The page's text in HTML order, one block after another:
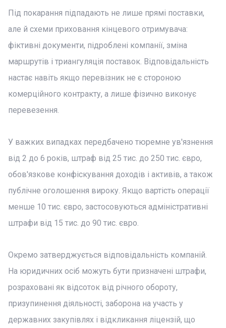
Під покарання підпадають не лише прямі поставки,
але й схеми приховання кінцевого отримувача:
фіктивні документи, підроблені компанії, зміна
маршрутів і триангуляція поставок. Відповідальність
настає навіть якщо перевізник не є стороною
комерційного контракту, а лише фізично виконує
перевезення.
У важких випадках передбачено тюремне ув'язнення
від 2 до 6 років, штраф від 25 тис. до 250 тис. євро,
обов'язкове конфіскування доходів і активів, а також
публічне оголошення вироку. Якщо вартість операції
менше 10 тис. євро, застосовуються адміністративні
штрафи від 15 тис. до 90 тис. євро.
Окремо затверджується відповідальність компаній.
На юридичних осіб можуть бути призначені штрафи,
розраховані як відсоток від річного обороту,
призупинення діяльності, заборона на участь у
державних закупівлях і відкликання ліцензій, що